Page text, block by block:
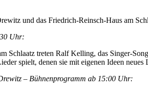
und das Friedrich-Reinsch-Haus am
Uhr:
Schlaatz treten Ralf Kelling, das Singer-
spielt, denen sie mit eigenen Ideen neues
– Bühnenprogramm ab 15:00 Uhr: